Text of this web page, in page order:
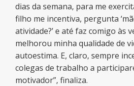
dias da semana, para me
filho me incentiva, pergunta
atividade?’ e até faz comigo às
melhorou minha qualidade de
autoestima. E, claro, sempre
colegas de trabalho a
motivador”, finaliza.